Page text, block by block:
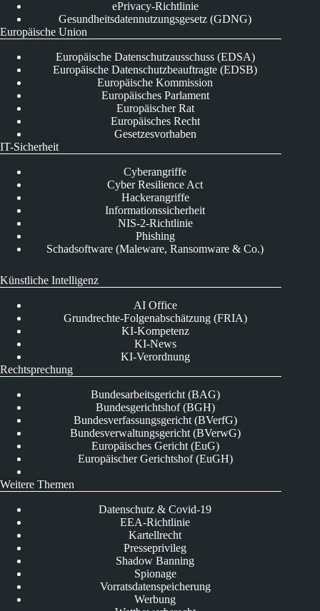
ePrivacy-Richtlinie
Gesundheitsdatennutzungsgesetz (GDNG)
Europäische Union
Europäische Datenschutzausschuss (EDSA)
Europäische Datenschutzbeauftragte (EDSB)
Europäische Kommission
Europäisches Parlament
Europäischer Rat
Europäisches Recht
Gesetzesvorhaben
IT-Sicherheit
Cyberangriffe
Cyber Resilience Act
Hackerangriffe
Informationssicherheit
NIS-2-Richtlinie
Phishing
Schadsoftware (Maleware, Ransomware & Co.)
Künstliche Intelligenz
AI Office
Grundrechte-Folgenabschätzung (FRIA)
KI-Kompetenz
KI-News
KI-Verordnung
Rechtsprechung
Bundesarbeitsgericht (BAG)
Bundesgerichtshof (BGH)
Bundesverfassungsgericht (BVerfG)
Bundesverwaltungsgericht (BVerwG)
Europäisches Gericht (EuG)
Europäischer Gerichtshof (EuGH)
Weitere Themen
Datenschutz & Covid-19
EEA-Richtlinie
Kartellrecht
Presseprivileg
Shadow Banning
Spionage
Vorratsdatenspeicherung
Werbung